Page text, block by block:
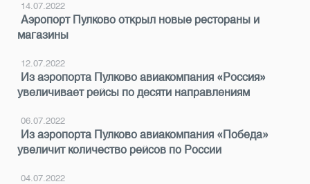
14.07.2022
Аэропорт Пулково открыл новые рестораны и
магазины
12.07.2022
Из аэропорта Пулково авиакомпания «Россия»
увеличивает рейсы по десяти направлениям
06.07.2022
Из аэропорта Пулково авиакомпания «Победа»
увеличит количество рейсов по России
04.07.2022